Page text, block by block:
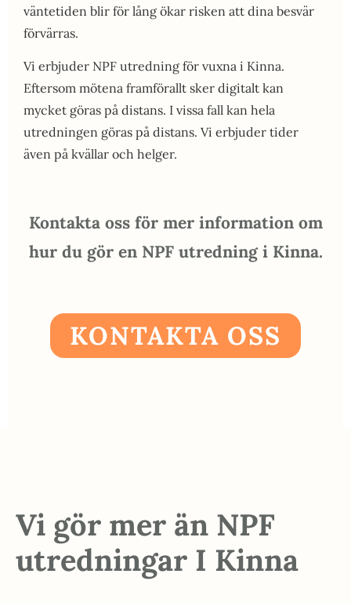
väntetiden blir för lång ökar risken att dina besvär
förvärras.
Vi erbjuder NPF utredning för vuxna i Kinna.
Eftersom mötena framförallt sker digitalt kan
mycket göras på distans. I vissa fall kan hela
utredningen göras på distans. Vi erbjuder tider
även på kvällar och helger.
Kontakta oss för mer information om
hur du gör en NPF utredning i Kinna.
KONTAKTA OSS
Vi gör mer än NPF
utredningar I Kinna